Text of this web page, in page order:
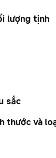
lượng tịnh
sắc
thước và